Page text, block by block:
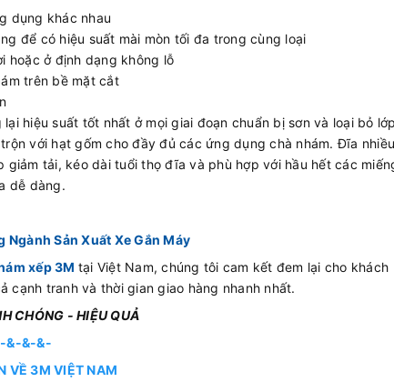
dụng khác nhau
để có hiệu suất mài mòn tối đa trong cùng loại
hoặc ở định dạng không lỗ
trên bề mặt cắt
hiệu suất tốt nhất ở mọi giai đoạn chuẩn bị sơn và loại bỏ lớp
với hạt gốm cho đầy đủ các ứng dụng chà nhám. Đĩa nhiều
tải, kéo dài tuổi thọ đĩa và phù hợp với hầu hết các
dễ dàng.
Ngành Sản Xuất Xe Gắn Máy
xếp 3M tại Việt Nam, chúng tôi cam kết đem lại cho khách
cạnh tranh và thời gian giao hàng nhanh nhất.
CHÓNG - HIỆU QUẢ
-&-&-&-
VỀ 3M VIỆT NAM